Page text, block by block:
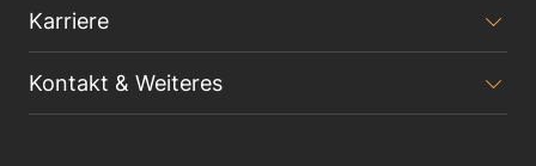
Karriere
Kontakt & Weiteres